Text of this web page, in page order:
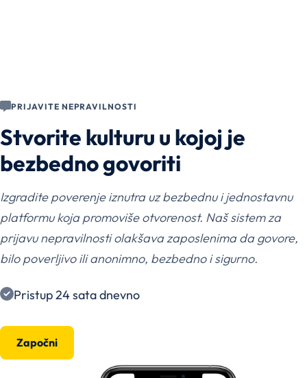
PRIJAVITE NEPRAVILNOSTI
Stvorite kulturu u kojoj je
bezbedno govoriti
Izgradite poverenje iznutra uz bezbednu i jednostavnu
platformu koja promoviše otvorenost. Naš sistem za
prijavu nepravilnosti olakšava zaposlenima da govore,
bilo poverljivo ili anonimno, bezbedno i sigurno.
Pristup 24 sata dnevno
Započni